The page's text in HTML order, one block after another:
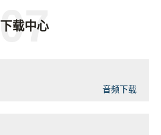
07
下载中心
音频下载